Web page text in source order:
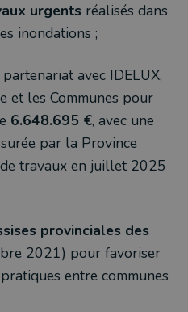
urgents réalisés dans
inondations ;
avec IDELUX,
et les Communes pour
6.648.695 €, avec une
par la Province
travaux en juillet 2025
provinciales des
2021) pour favoriser
entre communes